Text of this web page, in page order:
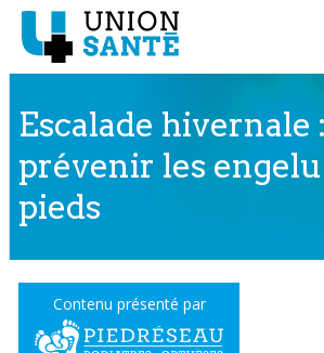
Escalade hivernale :
prévenir les
pieds
Contenu présenté par